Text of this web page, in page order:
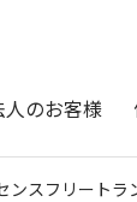
人のお客様
ンスフリートラ